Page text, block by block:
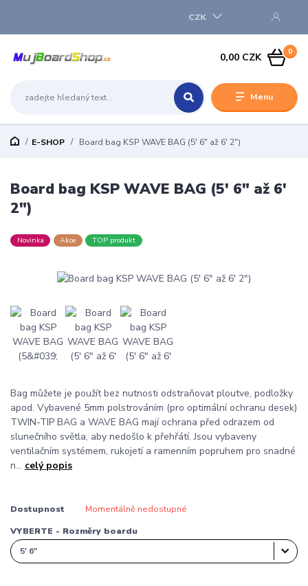
Menu
CZK
0
0,00 CZK
E-SHOP Board bag KSP WAVE BAG (5' 6" až 6' 2")
Board bag KSP WAVE BAG (5' 6" až 6'
2")
Novinka Akce TOP produkt
Bag můžete je použít bez nutnosti odstraňovat ploutve, podložky
apod. Vybavené 5mm polstrováním (pro optimální ochranu desek)
TWIN-TIP BAG a WAVE BAG mají ochrana před odrazem od
slunečního světla, aby nedošlo k přehřátí. Jsou vybaveny
ventilačním systémem, rukojetí a ramenním popruhem pro snadné
n... celý popis
Dostupnost Momentálně nedostupné
VYBERTE - Rozměry boardu